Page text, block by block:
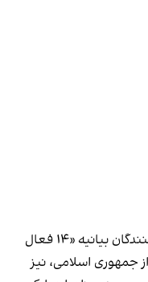
پوران ناظمی، فعال سیاسی و از امضاکنندگان بیانیه «۱۴ فعال
جمهوری اسلامی، نیز